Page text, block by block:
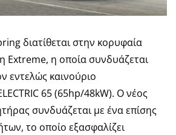
διατίθεται στην κορυφαία
Extreme, η οποία συνδυάζεται
εντελώς καινούριο
65 (65hp/48kW). Ο νέος
συνδυάζεται με ένα επίσης
το οποίο εξασφαλίζει